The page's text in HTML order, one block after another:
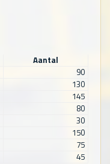
Aantal
90
130
145
80
30
150
75
45